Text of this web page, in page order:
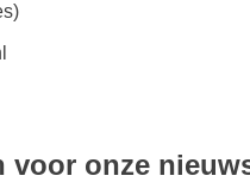
voor onze